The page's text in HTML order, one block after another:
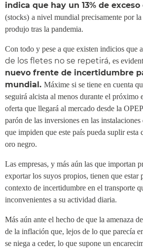
indica que hay un 13% de
(stocks) a nivel mundial precisamente por la
produjo tras la pandemia.
Con todo y pese a que existen indicios que
de los fletes no se repetirá, es
nuevo frente de incertidumbre
mundial. Máxime si se tiene en cuenta
seguirá alcista al menos durante el próximo
oferta que llegará al mercado desde la
parón de las inversiones en las
que impiden que este país pueda suplir esta
oro negro.
Las empresas, y más aún las que importan
exportar los suyos propios, tienen que estar
contexto de incertidumbre en el transporte
inconvenientes a su actividad diaria.
Más aún ante el hecho de que la amenaza
de la inflación que, lejos de lo que parecía
se niega a ceder, lo que supone un